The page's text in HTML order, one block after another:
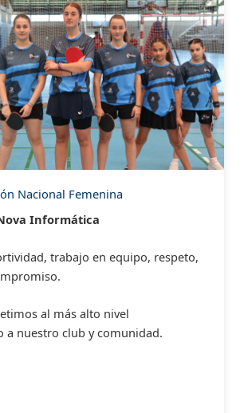
Nacional Femenina
Informática
trabajo en equipo, respeto,
al más alto nivel
a nuestro club y comunidad.